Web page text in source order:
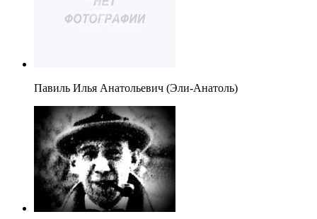
Павиль Илья Анатольевич (Эли-Анатоль)